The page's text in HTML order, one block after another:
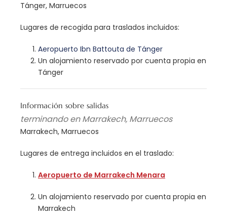
Tánger, Marruecos
Lugares de recogida para traslados incluidos:
Aeropuerto Ibn Battouta de Tánger
Un alojamiento reservado por cuenta propia en
Tánger
Información sobre salidas
terminando en Marrakech, Marruecos
Marrakech, Marruecos
Lugares de entrega incluidos en el traslado:
Aeropuerto de Marrakech Menara
Un alojamiento reservado por cuenta propia en
Marrakech